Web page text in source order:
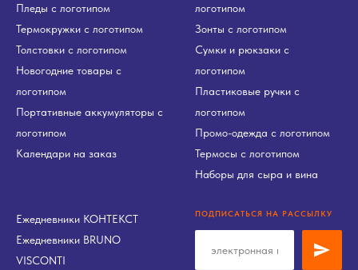
Пледы с логотипом
Термокружки с логотипом
Толстовки с логотипом
Новогодние товары с
логотипом
Портативные аккумуляторы с
логотипом
Календари на заказ
логотипом
Зонты с логотипом
Сумки и рюкзаки с
логотипом
Пластиковые ручки с
логотипом
Промо-одежда с логотипом
Термосы с логотипом
Наборы для сыра и вина
Ежедневники КОНТЕКСТ
Ежедневники BRUNO
VISCONTI
ПОДПИСАТЬСЯ НА РАССЫЛКУ